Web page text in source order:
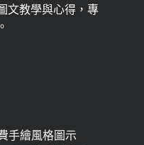
文教學與心得，專
手繪風格圖示